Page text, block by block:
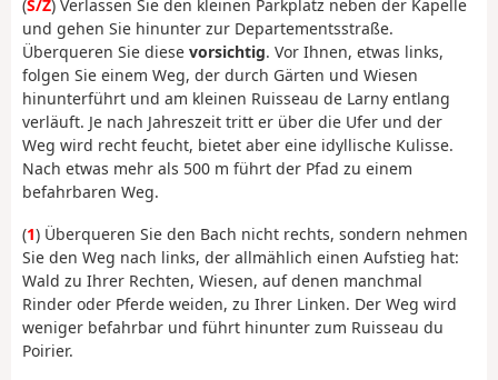
(S/Z) Verlassen Sie den kleinen Parkplatz neben der Kapelle
und gehen Sie hinunter zur Departementsstraße.
Überqueren Sie diese vorsichtig. Vor Ihnen, etwas links,
folgen Sie einem Weg, der durch Gärten und Wiesen
hinunterführt und am kleinen Ruisseau de Larny entlang
verläuft. Je nach Jahreszeit tritt er über die Ufer und der
Weg wird recht feucht, bietet aber eine idyllische Kulisse.
Nach etwas mehr als 500 m führt der Pfad zu einem
befahrbaren Weg.
(1) Überqueren Sie den Bach nicht rechts, sondern nehmen
Sie den Weg nach links, der allmählich einen Aufstieg hat:
Wald zu Ihrer Rechten, Wiesen, auf denen manchmal
Rinder oder Pferde weiden, zu Ihrer Linken. Der Weg wird
weniger befahrbar und führt hinunter zum Ruisseau du
Poirier.